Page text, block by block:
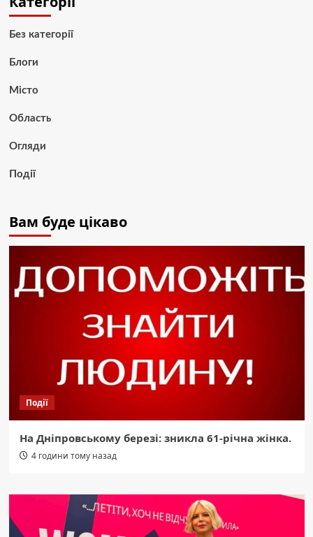
Без категорії
Блоги
Місто
Область
Огляди
Події
Вам буде цікаво
Події
На Дніпровському березі: зникла 61-річна жінка.
4 години тому назад